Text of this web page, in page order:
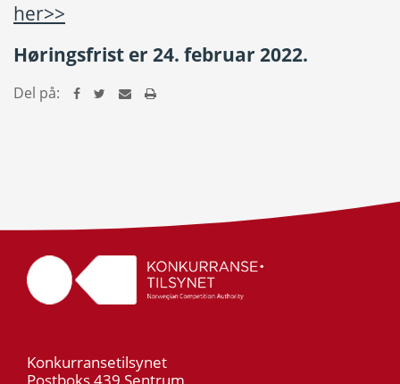
her>>
Høringsfrist er 24. februar 2022.
Del på:
Konkurransetilsynet